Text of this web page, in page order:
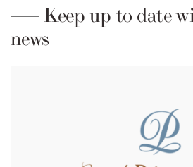
Keep up to date
news